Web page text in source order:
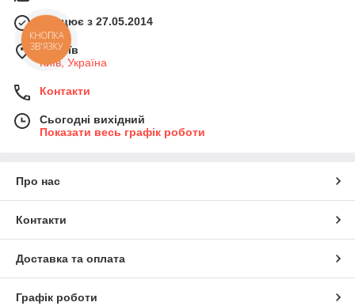
Працює з 27.05.2014
м. Київ
Київ, Україна
Контакти
Сьогодні вихідний
Показати весь графік роботи
Про нас
Контакти
Доставка та оплата
Графік роботи
КНОПКА
ЗВ'ЯЗКУ